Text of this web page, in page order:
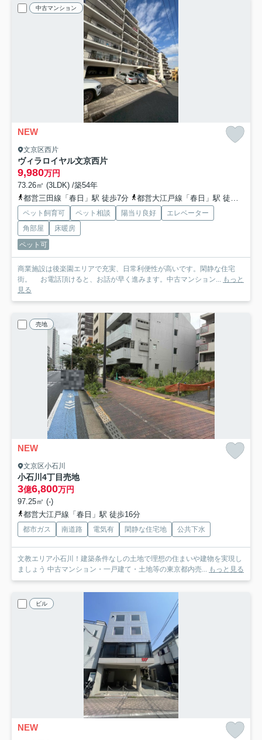
中古マンション
NEW
文京区西片
ヴィラロイヤル文京西片
9,980万円
73.26㎡ (3LDK) /築54年
都営三田線「春日」駅 徒歩7分
都営大江戸線「春日」駅 徒歩7分
ペット飼育可 ペット相談 陽当り良好
エレベーター
角部屋
床暖房
ペット可
商業施設は後楽園エリアで充実、日常利便性が高いです。閑静な住宅
街。 お電話頂けると、お話が早く進みます。中古マンション...
もっと
見る
売地
NEW
文京区小石川
小石川4丁目売地
3億6,800万円
97.25㎡ (-)
都営大江戸線「春日」駅 徒歩16分
都市ガス 南道路 電気有 閑静な住宅地 公共下水
文教エリア小石川！建築条件なしの土地で理想の住まいや建物を実現し
ましょう 中古マンション・一戸建て・土地等の東京都内売...
もっと見る
ビル
NEW